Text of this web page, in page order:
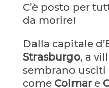
C’è posto per
da morire!
Dalla capitale
Strasburgo, a
sembrano usciti
come Colmare